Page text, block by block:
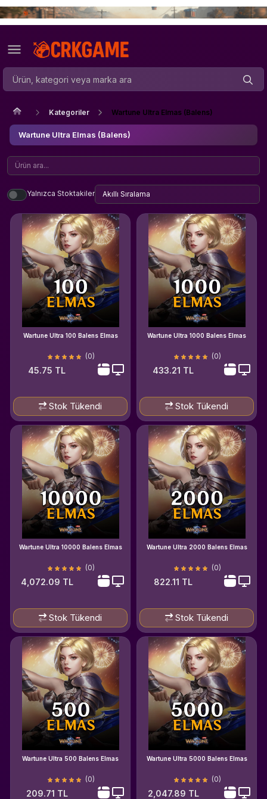
Kategoriler Wartune Ultra Elmas (Balens)
Wartune Ultra Elmas (Balens)
Yalnızca Stoktakiler
Wartune Ultra 100 Balens Elmas
(0)
45.75 TL
Stok Tükendi
Wartune Ultra 1000 Balens Elmas
(0)
433.21 TL
Stok Tükendi
Wartune Ultra 10000 Balens Elmas
(0)
4,072.09 TL
Stok Tükendi
Wartune Ultra 2000 Balens Elmas
(0)
822.11 TL
Stok Tükendi
Wartune Ultra 500 Balens Elmas
(0)
209.71 TL
Wartune Ultra 5000 Balens Elmas
(0)
2,047.89 TL